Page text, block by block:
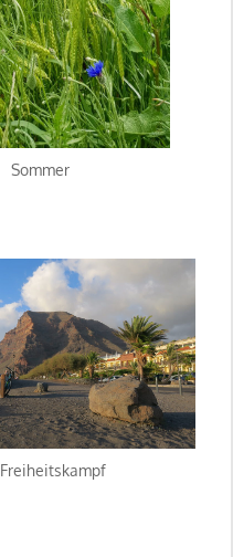
Sommer
Freiheitskampf